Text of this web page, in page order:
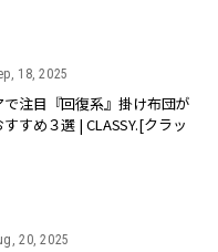
18, 2025
注目『回復系』掛け布団が
すめ３選 | CLASSY.[クラッ
20, 2025